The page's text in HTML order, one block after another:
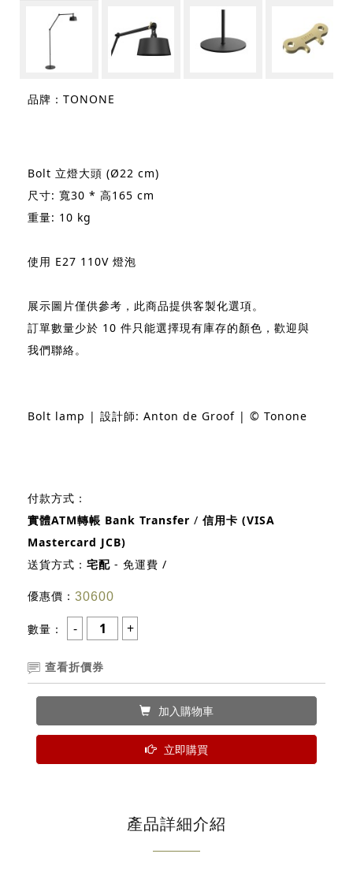
品牌：TONONE
Bolt 立燈大頭 (Ø22 cm)
尺寸: 寬30 * 高165 cm
重量: 10 kg
使用 E27 110V 燈泡
展示圖片僅供參考，此商品提供客製化選項。
訂單數量少於 10 件只能選擇現有庫存的顏色，歡迎與
我們聯絡。
Bolt lamp | 設計師: Anton de Groof | © Tonone
付款方式：
實體ATM轉帳 Bank Transfer / 信用卡 (VISA
Mastercard JCB)
送貨方式： 宅配 - 免運費 /
優惠價： 30600
數量：
查看折價券
加入購物車
立即購買
產品詳細介紹